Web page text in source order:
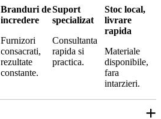
Branduri de
incredere
Furnizori
consacrati,
rezultate
constante.
Suport
specializat
Consultanta
rapida si
practica.
Stoc local,
livrare
rapida
Materiale
disponibile,
fara
intarzieri.